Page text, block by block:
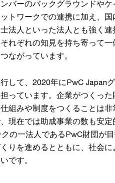
バーのバックグラウンドや
トワークでの連携に加え、
法人といった法人とも強く
れぞれの知見を持ち寄って
ながっています。
して、2020年にPwC Japan
っています。企業がつくっ
組みや制度をつくることは
現在では助成事業の数も安
の一法人であるPwC財団が
りを進めるとともに、社会
です。